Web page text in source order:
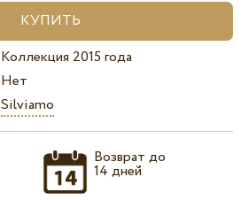
Коллекция 2015 года
Нет
Silviamo
Возврат до
14 дней